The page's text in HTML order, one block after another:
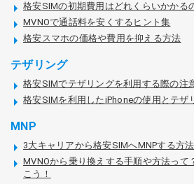
格安SIMの初期費用はどれくらいかかる
MVNOで通話料を安くするヒント集
格安スマホの価格や費用を抑える方法
テザリング
格安SIMでテザリングを利用する際の注
格安SIMを利用したiPhoneの使用とテザ
MNP
3大キャリアから格安SIMへMNPする方
MVNOから乗り換えする手順や方法って
こう！